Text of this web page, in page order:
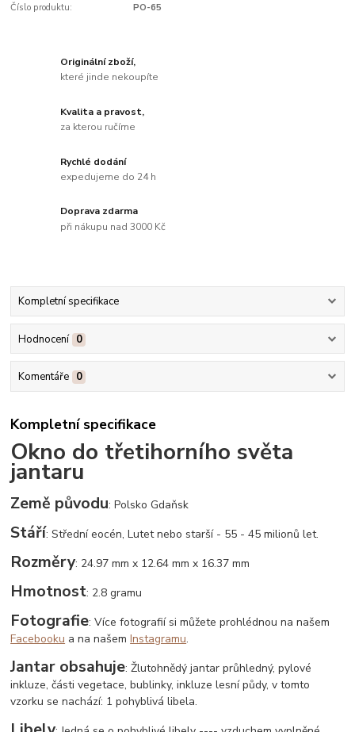
Číslo produktu: PO-65
Originální zboží,
které jinde nekoupíte
Kvalita a pravost,
za kterou ručíme
Rychlé dodání
expedujeme do 24 h
Doprava zdarma
při nákupu nad 3000 Kč
Kompletní specifikace
Hodnocení 0
Komentáře 0
Kompletní specifikace
Okno do třetihorního světa
jantaru
Země původu: Polsko Gdaňsk
Stáří: Střední eocén, Lutet nebo starší - 55 - 45 milionů let.
Rozměry: 24.97 mm x 12.64 mm x 16.37 mm
Hmotnost: 2.8 gramu
Fotografie: Více fotografií si můžete prohlédnou na našem
Facebooku a na našemInstagramu.
Jantar obsahuje: Žlutohnědý jantar průhledný, pylové
inkluze, části vegetace, bublinky, inkluze lesní půdy, v tomto
vzorku se nachází: 1 pohyblivá libela.